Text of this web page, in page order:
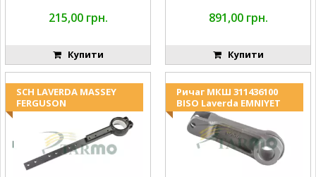
215,00 грн.
Купити
891,00 грн.
Купити
SCH LAVERDA MASSEY
FERGUSON
Ричаг МКШ 311436100
BISO Laverda EMNIYET